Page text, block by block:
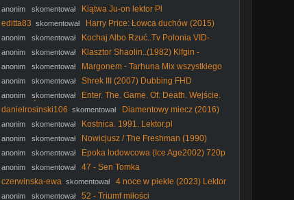
anonim skomentował
Klątwa Ju-on lektor Pl
editta83 skomentował
Harry Price: Łowca duchów (2015)
Lektor PL
anonim skomentował
Kochaj Albo Rzuć..Tv Polonia VID-
1719490799528 (2)
anonim skomentował
Klasztor Shaolin..(1982) Klfgin -
Shaohtle
anonim skomentował Margonem - Tarhuna Mix wszystkiego
anonim skomentował Shrek III (2007) Dubbing FHD
anonim skomentował
Enter. The. Game. Of. Death. Wejście.
do. Gry. Śmierci. 1978. Lektor.pl. Amatorski
danielrosinski106 skomentował
Diamentowy miecz (2016)
Lektor PL
anonim skomentował Kostnica. 1991. Lektor.pl
anonim skomentował
Nowicjusz / The Freshman (1990)
[Lektor PL]
anonim skomentował
Epoka lodowcowa (Ice Age2002) 720p
Dubbing Pl 720p.
anonim skomentował
47 - Sen Tomka
czerwinska-ewa skomentował
4 noce w piekle (2023) Lektor
anonim skomentował 52 - Triumf miłości